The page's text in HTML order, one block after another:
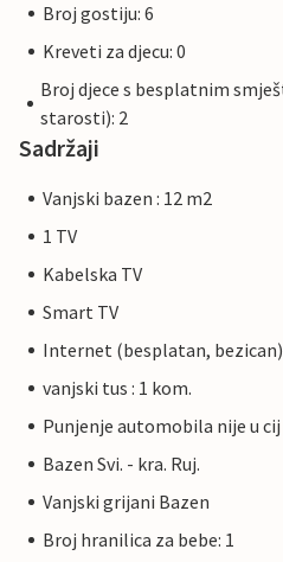
Broj gostiju: 6
Kreveti za djecu: 0
Broj djece s besplatnim
starosti): 2
Sadržaji
Vanjski bazen : 12 m2
1 TV
Kabelska TV
Smart TV
Internet (besplatan, bezican)
vanjski tus : 1 kom.
Punjenje automobila nije u cij
Bazen Svi. - kra. Ruj.
Vanjski grijani Bazen
Broj hranilica za bebe: 1